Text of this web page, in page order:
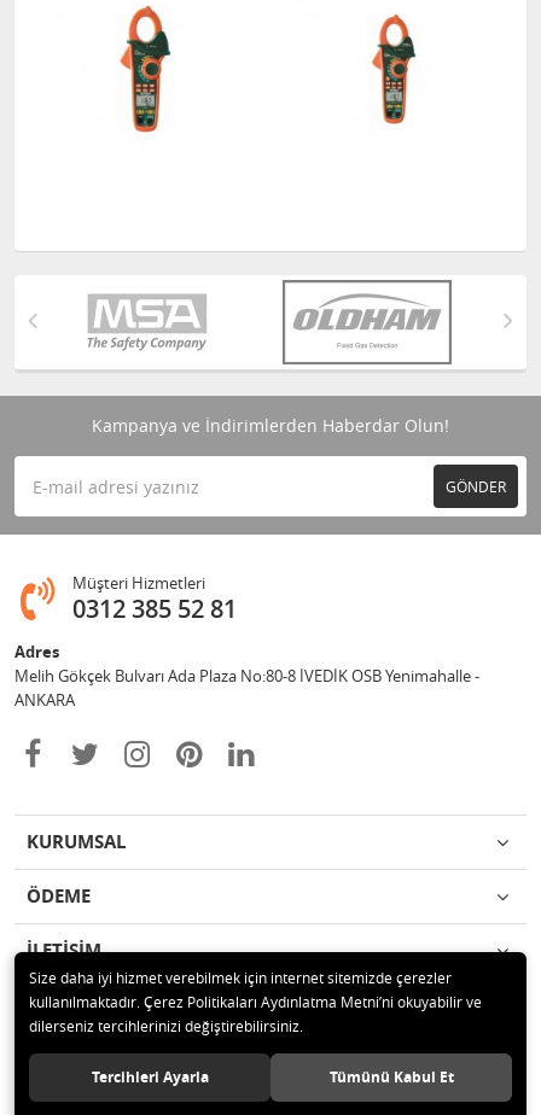
Kampanya ve İndirimlerden Haberdar Olun!
GÖNDER
Müşteri Hizmetleri
0312 385 52 81
Adres
Melih Gökçek Bulvarı Ada Plaza No:80-8 İVEDİK OSB Yenimahalle -
ANKARA
KURUMSAL
ÖDEME
İLETİŞİM
© 2020 ESA ÖLÇÜM VE TEST CİHAZLARI ELEKTRONİK SAN TİC LTD ŞTİ
Tüm hakları saklıdır.
Size daha iyi hizmet verebilmek için internet sitemizde çerezler
kullanılmaktadır. Çerez Politikaları Aydınlatma Metni’ni okuyabilir ve
dilerseniz tercihlerinizi değiştirebilirsiniz.
Tercihleri Ayarla Tümünü Kabul Et